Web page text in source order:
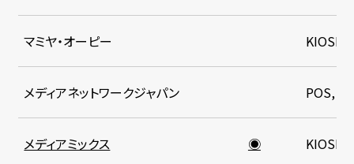
マミヤ・オーピー KIOSK
メディアネットワークジャパン POS,
メディアミックス ◉ KIOSK